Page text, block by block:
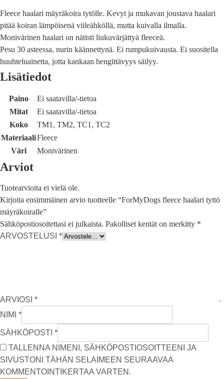
Fleece haalari mäyräkoira tytölle. Kevyt ja mukavan joustava haalari
pitää koiran lämpöisenä viileähköllä, mutta kuivalla ilmalla.
Monivärinen haalari on nätisti liukuvärjättyä fleeceä.
Pesu 30 asteessa, nurin käännettynä. Ei rumpukuivausta. Ei suositella
huuhteluainetta, jotta kankaan hengittävyys säilyy.
Lisätiedot
Paino
Ei saatavilla/-tietoa
Mitat
Ei saatavilla/-tietoa
Koko
TM1, TM2, TC1, TC2
MateriaaliFleece
Väri
Monivärinen
Arviot
Tuotearvioita ei vielä ole.
Kirjoita ensimmäinen arvio tuotteelle “ForMyDogs fleece haalari tyttö
mäyräkoiralle”
Sähköpostiosoitettasi ei julkaista. Pakolliset kentät on merkitty *
ARVOSTELUSI *
ARVIOSI *
NIMI *
SÄHKÖPOSTI *
TALLENNA NIMENI, SÄHKÖPOSTIOSOITTEENI JA
SIVUSTONI TÄHÄN SELAIMEEN SEURAAVAA
KOMMENTOINTIKERTAA VARTEN.